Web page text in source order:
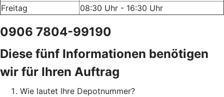
Freitag
08:30 Uhr - 16:30 Uhr
0906 7804-99190
Diese fünf Informationen benötigen
wir für Ihren Auftrag
Wie lautet Ihre Depotnummer?